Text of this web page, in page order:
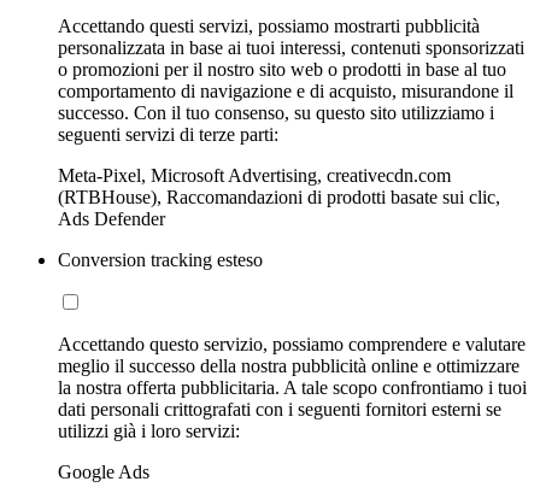
Accettando questi servizi, possiamo mostrarti pubblicità
personalizzata in base ai tuoi interessi, contenuti sponsorizzati
o promozioni per il nostro sito web o prodotti in base al tuo
comportamento di navigazione e di acquisto, misurandone il
successo. Con il tuo consenso, su questo sito utilizziamo i
seguenti servizi di terze parti:
Meta-Pixel, Microsoft Advertising, creativecdn.com
(RTBHouse), Raccomandazioni di prodotti basate sui clic,
Ads Defender
Conversion tracking esteso
Accettando questo servizio, possiamo comprendere e valutare
meglio il successo della nostra pubblicità online e ottimizzare
la nostra offerta pubblicitaria. A tale scopo confrontiamo i tuoi
dati personali crittografati con i seguenti fornitori esterni se
utilizzi già i loro servizi:
Google Ads